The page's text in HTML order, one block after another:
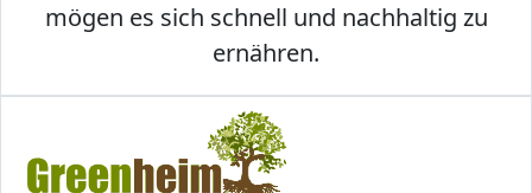
mögen es sich schnell und nachhaltig zu
ernähren.